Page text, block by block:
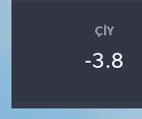
ÇIY
-3.8